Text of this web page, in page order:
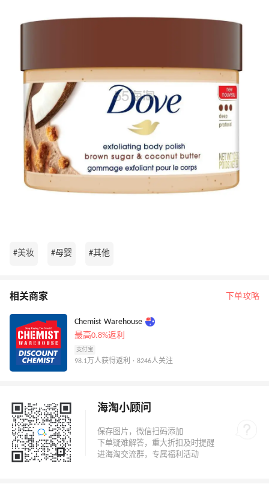
#美妆 #母婴 #其他
相关商家 下单攻略
Chemist Warehouse
最高0.8%返利
支付宝
98.1万人获得返利 · 8246人关注
海淘小顾问